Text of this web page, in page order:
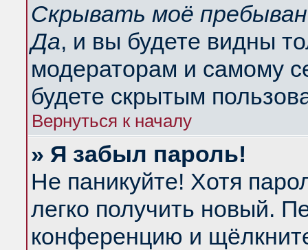
Скрывать моё
Да, и вы будете видны
модераторам и самому
будете скрытым
Вернуться к началу
» Я забыл пароль!
Не паникуйте! Хотя
легко получить новый.
конференцию и